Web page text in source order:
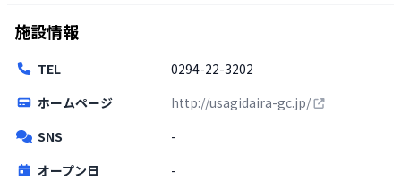
施設情報
TEL
0294-22-3202
ホームページ
http://usagidaira-gc.jp/
SNS
-
オープン日
-